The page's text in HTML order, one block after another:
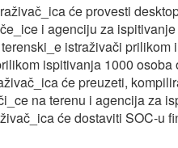
će provesti
i agenciju za
istraživači prilikom
ispitivanja 1000 osoba
će preuzeti,
na terenu i agencija za
će dostaviti SOC-u